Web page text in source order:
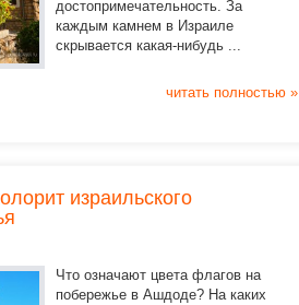
достопримечательность. За
каждым камнем в Израиле
скрывается какая-нибудь ...
читать полностью »
израильского
Что означают цвета флагов на
побережье в Ашдоде? На каких